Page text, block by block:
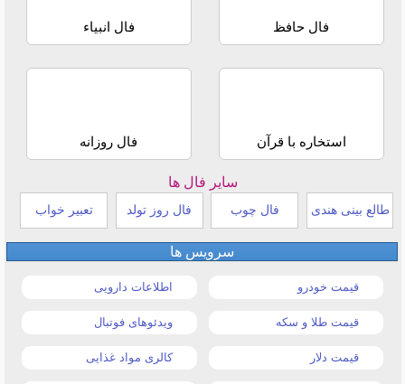
فال حافظ فال انبیاء
استخاره با قرآن فال روزانه
سایر فال ها
طالع بینی هندی فال چوب فال روز تولد تعبیر خواب
سرویس ها
قیمت خودرو اطلاعات دارویی
قیمت طلا و سکه ویدئوهای فوتبال
قیمت دلار کالری مواد غذایی